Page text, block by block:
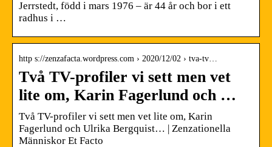
Jerrstedt, född i mars 1976 – är 44 år och bor i ett
radhus i …
http s://zenzafacta.wordpress.com › 2020/12/02 › tva-tv…
Två TV-profiler vi sett men vet
lite om, Karin Fagerlund och …
Två TV-profiler vi sett men vet lite om, Karin
Fagerlund och Ulrika Bergquist… | Zenzationella
Människor Et Facto